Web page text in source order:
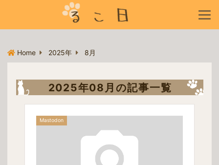
Home 2025年 8月
2025年08月の記事一覧
Mastodon